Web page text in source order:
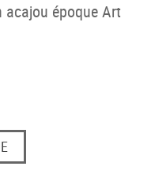
époque Art